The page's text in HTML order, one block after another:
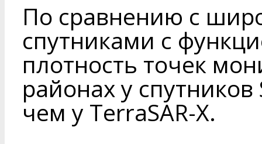
По сравнению с
спутниками с
плотность точек
районах у
чем у TerraSAR-X.